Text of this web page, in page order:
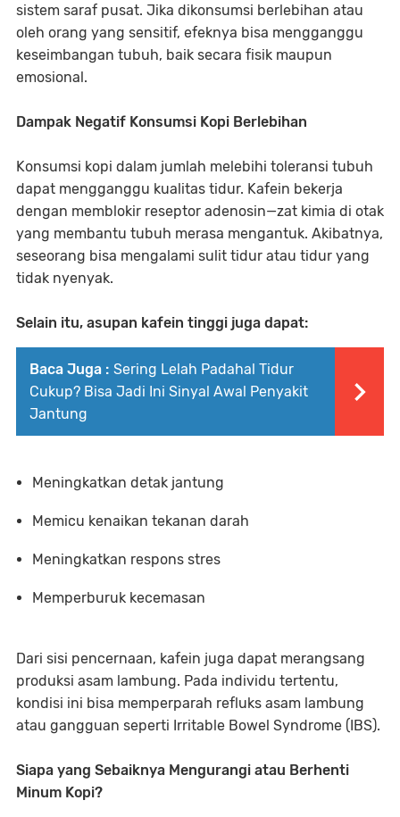
sistem saraf pusat. Jika dikonsumsi berlebihan atau
oleh orang yang sensitif, efeknya bisa mengganggu
keseimbangan tubuh, baik secara fisik maupun
emosional.
Dampak Negatif Konsumsi Kopi Berlebihan
Konsumsi kopi dalam jumlah melebihi toleransi tubuh
dapat mengganggu kualitas tidur. Kafein bekerja
dengan memblokir reseptor adenosin—zat kimia di otak
yang membantu tubuh merasa mengantuk. Akibatnya,
seseorang bisa mengalami sulit tidur atau tidur yang
tidak nyenyak.
Selain itu, asupan kafein tinggi juga dapat:
Baca Juga : Sering Lelah Padahal Tidur
Cukup? Bisa Jadi Ini Sinyal Awal Penyakit
Jantung
Meningkatkan detak jantung
Memicu kenaikan tekanan darah
Meningkatkan respons stres
Memperburuk kecemasan
Dari sisi pencernaan, kafein juga dapat merangsang
produksi asam lambung. Pada individu tertentu,
kondisi ini bisa memperparah refluks asam lambung
atau gangguan seperti Irritable Bowel Syndrome (IBS).
Siapa yang Sebaiknya Mengurangi atau Berhenti
Minum Kopi?